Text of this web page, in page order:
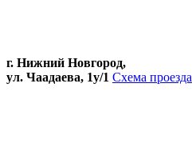
г. Нижний Новгород,
ул. Чаадаева, 1у/1 Схема проезда